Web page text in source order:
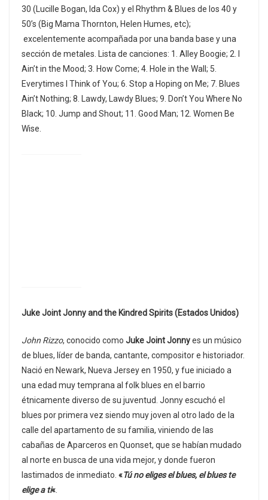
30 (Lucille Bogan, Ida Cox) y el Rhythm & Blues de los 40 y
50’s (Big Mama Thornton, Helen Humes, etc);
excelentemente acompañada por una banda base y una
sección de metales. Lista de canciones: 1. Alley Boogie; 2. I
Ain’t in the Mood; 3. How Come; 4. Hole in the Wall; 5.
Everytimes I Think of You; 6. Stop a Hoping on Me; 7. Blues
Ain’t Nothing; 8. Lawdy, Lawdy Blues; 9. Don’t You Where No
Black; 10. Jump and Shout; 11. Good Man; 12. Women Be
Wise.
Juke Joint Jonny and the Kindred Spirits (Estados Unidos)
John Rizzo, conocido como Juke Joint Jonnyes un músico
de blues, líder de banda, cantante, compositor e historiador.
Nació en Newark, Nueva Jersey en 1950, y fue iniciado a
una edad muy temprana al folk blues en el barrio
étnicamente diverso de su juventud. Jonny escuchó el
blues por primera vez siendo muy joven al otro lado de la
calle del apartamento de su familia, viniendo de las
cabañas de Aparceros en Quonset, que se habían mudado
al norte en busca de una vida mejor, y donde fueron
lastimados de inmediato. «Tú no eliges el blues, el blues te
elige a ti«.